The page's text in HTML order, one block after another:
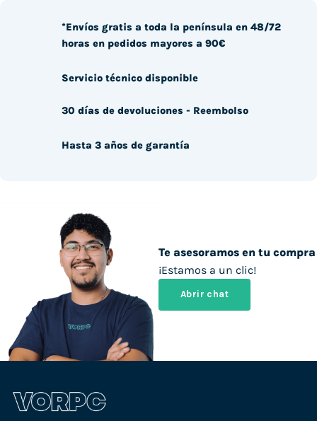
Te asesoramos en tu compra
¡Estamos a un clic!
Abrir chat
*Envíos gratis a toda la península en 48/72
horas en pedidos mayores a 90€
Servicio técnico disponible
30 días de devoluciones - Reembolso
Hasta 3 años de garantía